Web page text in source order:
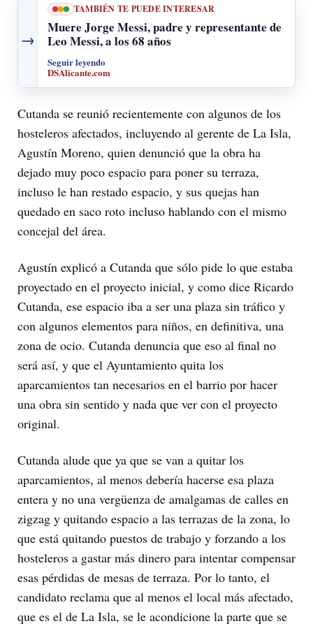
→
TAMBIÉN TE PUEDE INTERESAR
Muere Jorge Messi, padre y representante de
Leo Messi, a los 68 años
Seguir leyendo
DSAlicante.com
Cutanda se reunió recientemente con algunos de los
hosteleros afectados, incluyendo al gerente de La Isla,
Agustín Moreno, quien denunció que la obra ha
dejado muy poco espacio para poner su terraza,
incluso le han restado espacio, y sus quejas han
quedado en saco roto incluso hablando con el mismo
concejal del área.
Agustín explicó a Cutanda que sólo pide lo que estaba
proyectado en el proyecto inicial, y como dice Ricardo
Cutanda, ese espacio iba a ser una plaza sin tráfico y
con algunos elementos para niños, en definitiva, una
zona de ocio. Cutanda denuncia que eso al final no
será así, y que el Ayuntamiento quita los
aparcamientos tan necesarios en el barrio por hacer
una obra sin sentido y nada que ver con el proyecto
original.
Cutanda alude que ya que se van a quitar los
aparcamientos, al menos debería hacerse esa plaza
entera y no una vergüenza de amalgamas de calles en
zigzag y quitando espacio a las terrazas de la zona, lo
que está quitando puestos de trabajo y forzando a los
hosteleros a gastar más dinero para intentar compensar
esas pérdidas de mesas de terraza. Por lo tanto, el
candidato reclama que al menos el local más afectado,
que es el de La Isla, se le acondicione la parte que se